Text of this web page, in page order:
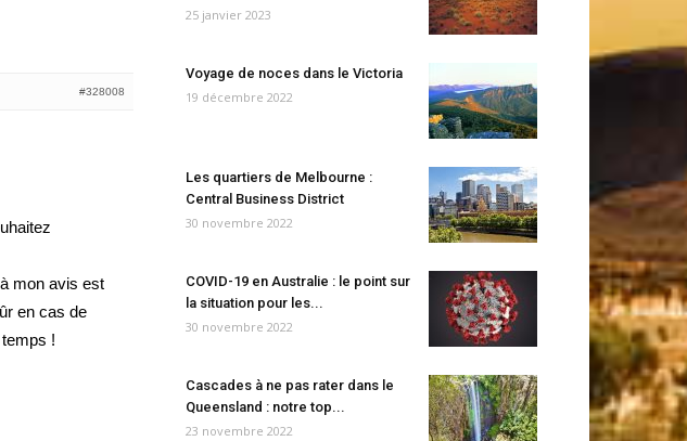
#328008
mon avis est
en cas de
!
25 janvier 2023
Voyage de noces dans le Victoria
19 décembre 2022
Les quartiers de Melbourne :
Central Business District
30 novembre 2022
COVID-19 en Australie : le point sur
la situation pour les...
30 novembre 2022
Cascades à ne pas rater dans le
Queensland : notre top...
23 novembre 2022